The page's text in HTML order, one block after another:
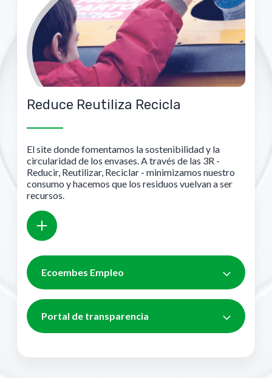
Reduce Reutiliza Recicla
El site donde fomentamos la sostenibilidad y la
circularidad de los envases. A través de las 3R -
Reducir, Reutilizar, Reciclar - minimizamos nuestro
consumo y hacemos que los residuos vuelvan a ser
recursos.
Ecoembes Empleo
Portal de transparencia